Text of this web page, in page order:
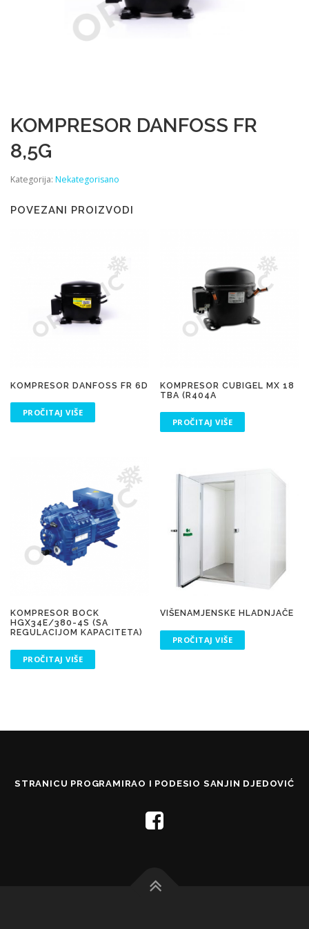
KOMPRESOR DANFOSS FR
8,5G
Kategorija: Nekategorisano
POVEZANI PROIZVODI
KOMPRESOR DANFOSS FR 6D
PROČITAJ VIŠE
KOMPRESOR CUBIGEL MX 18
TBA (R404A
PROČITAJ VIŠE
KOMPRESOR BOCK
HGX34E/380-4S (SA
REGULACIJOM KAPACITETA)
PROČITAJ VIŠE
VIŠENAMJENSKE HLADNJAČE
PROČITAJ VIŠE
STRANICU PROGRAMIRAO I PODESIO SANJIN DJEDOVIĆ